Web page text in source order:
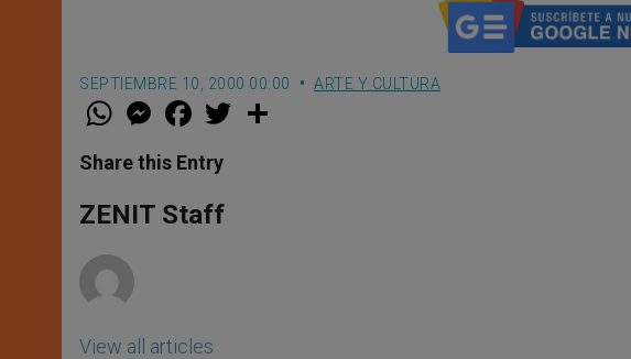
SEPTIEMBRE 10, 2000 00:00 ARTE Y CULTURA
W
t
s
p
p
M
e
s
e
g
e
F
a
e
b
o
k
w
Share this Entry
ZENIT Staff
View all articles